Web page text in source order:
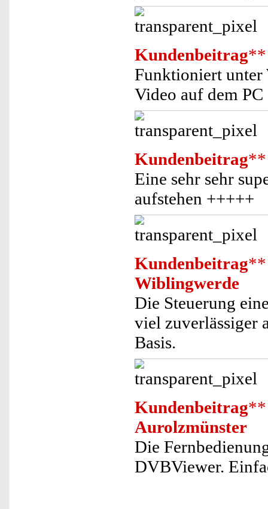
Kundenbeitrag**
Funktioniert unter
Video auf dem PC
Kundenbeitrag**
Eine sehr sehr
aufstehen +++++
Kundenbeitrag**
Wiblingwerde
Die Steuerung
viel zuverlässiger
Basis.
Kundenbeitrag**
Aurolzmünster
Die
DVBViewer.